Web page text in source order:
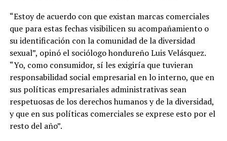
“Estoy de acuerdo con que existan marcas comerciales
que para estas fechas visibilicen su acompañamiento o
su identificación con la comunidad de la diversidad
sexual”, opinó el sociólogo hondureño Luis Velásquez.
“Yo, como consumidor, sí les exigiría que tuvieran
responsabilidad social empresarial en lo interno, que en
sus políticas empresariales administrativas sean
respetuosas de los derechos humanos y de la diversidad,
y que en sus políticas comerciales se exprese esto por el
resto del año”.